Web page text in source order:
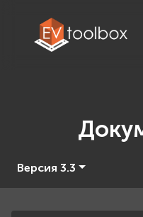
Версия 3.3